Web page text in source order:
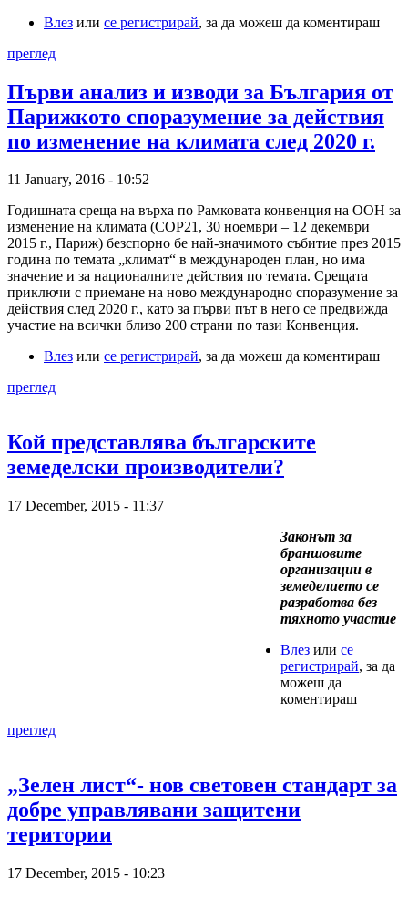
Влез или се регистрирай, за да можеш да коментираш
преглед
Първи анализ и изводи за България от
Парижкото споразумение за действия
по изменение на климата след 2020 г.
11 January, 2016 - 10:52
Годишната среща на върха по Рамковата конвенция на ООН за
изменение на климата (СОР21, 30 ноември – 12 декември
2015 г., Париж) безспорно бе най-значимото събитие през 2015
година по темата „климат“ в международен план, но има
значение и за националните действия по темата. Срещата
приключи с приемане на ново международно споразумение за
действия след 2020 г., като за първи път в него се предвижда
участие на всички близо 200 страни по тази Конвенция.
Влез или се регистрирай, за да можеш да коментираш
преглед
Кой представлява българските
земеделски производители?
17 December, 2015 - 11:37
Законът за
браншовите
организации в
земеделието се
разработва без
тяхното участие
Влез или се
регистрирай, за да
можеш да
коментираш
преглед
„Зелен лист“- нов световен стандарт за
добре управлявани защитени
територии
17 December, 2015 - 10:23